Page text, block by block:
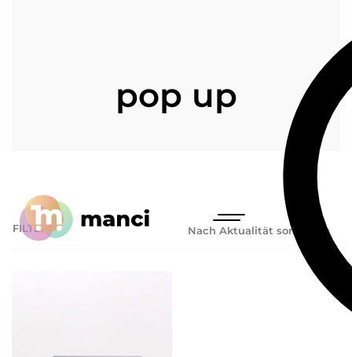
pop up
Nach Aktualität sortieren
FILTER